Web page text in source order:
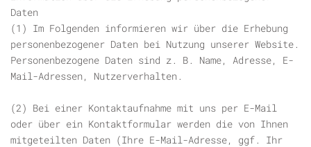
Daten
(1) Im Folgenden informieren wir über die Erhebung
personenbezogener Daten bei Nutzung unserer Website.
Personenbezogene Daten sind z. B. Name, Adresse, E-
Mail-Adressen, Nutzerverhalten.
(2) Bei einer Kontaktaufnahme mit uns per E-Mail
oder über ein Kontaktformular werden die von Ihnen
mitgeteilten Daten (Ihre E-Mail-Adresse, ggf. Ihr